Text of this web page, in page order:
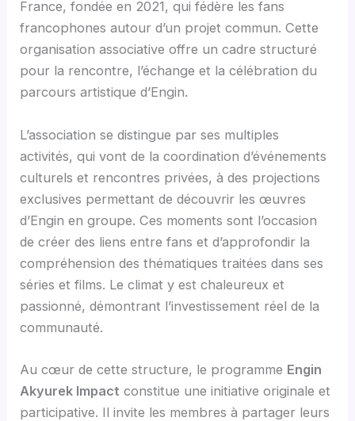
France, fondée en 2021, qui fédère les fans
francophones autour d’un projet commun. Cette
organisation associative offre un cadre structuré
pour la rencontre, l’échange et la célébration du
parcours artistique d’Engin.
L’association se distingue par ses multiples
activités, qui vont de la coordination d’événements
culturels et rencontres privées, à des projections
exclusives permettant de découvrir les œuvres
d’Engin en groupe. Ces moments sont l’occasion
de créer des liens entre fans et d’approfondir la
compréhension des thématiques traitées dans ses
séries et films. Le climat y est chaleureux et
passionné, démontrant l’investissement réel de la
communauté.
Au cœur de cette structure, le programme Engin
Akyurek Impact constitue une initiative originale et
participative. Il invite les membres à partager leurs